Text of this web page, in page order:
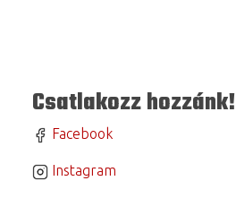
Csatlakozz hozzánk!
Facebook
Instagram